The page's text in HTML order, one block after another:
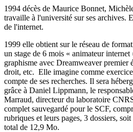
1994 décès de Maurice Bonnet,
travaille à l'université sur ses archives.
de l'internet.
1999 elle obtient sur le réseau de
un stage de 6 mois « animateur
graphisme avec Dreamweaver
droit, etc. Elle imagine comme
compte de ses recherches. Il sera
grâce à Daniel Lippmann, le
Marraud, directeur du laboratoire
complet sauvegardé pour le SCF,
rubriques et leurs pages, 3 dossiers,
total de 12,9 Mo.